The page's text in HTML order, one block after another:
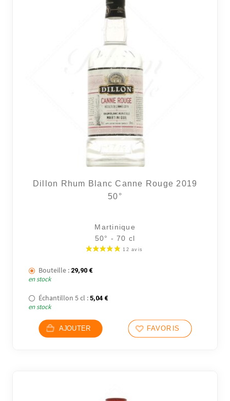
Dillon Rhum Blanc Canne Rouge 2019
50°
Martinique
50° - 70 cl
Bouteille : 29,90 €
en stock
Échantillon 5 cl : 5,04 €
en stock
AJOUTER FAVORIS